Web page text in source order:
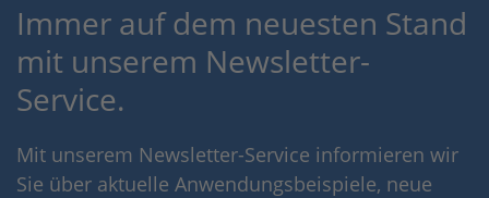
Immer auf dem neuesten Stand
mit unserem Newsletter-
Service.
Mit unserem Newsletter-Service informieren wir
Sie über aktuelle Anwendungsbeispiele, neue